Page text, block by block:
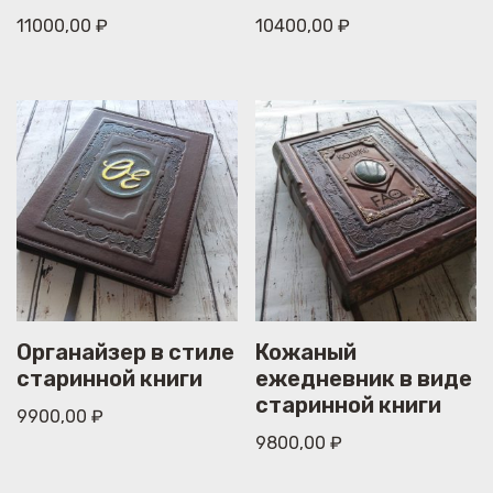
11000,00 ₽ 10400,00₽
Органайзер в стиле
старинной книги
9900,00 ₽
Кожаный
ежедневник в виде
старинной книги
9800,00₽